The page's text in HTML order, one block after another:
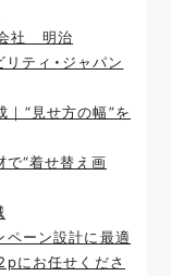
社 明治
ティ・ジャパン
“見せ方の幅”を
で“着せ替え画
ペーン設計に最適
にお任せくださ